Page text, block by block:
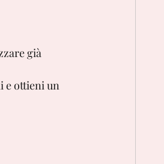
già
e ottieni un